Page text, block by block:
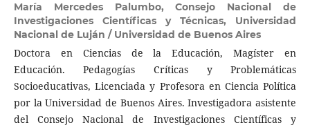
María Mercedes Palumbo,Consejo Nacional de
Investigaciones Científicas y Técnicas, Universidad
Nacional de Luján / Universidad de Buenos Aires
Doctora en Ciencias de la Educación, Magíster en
Educación. Pedagogías Críticas y Problemáticas
Socioeducativas, Licenciada y Profesora en Ciencia Política
por la Universidad de Buenos Aires. Investigadora asistente
del Consejo Nacional de Investigaciones Científicas y